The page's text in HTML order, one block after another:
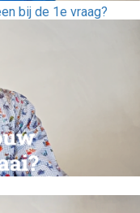
bij de 1e vraag?